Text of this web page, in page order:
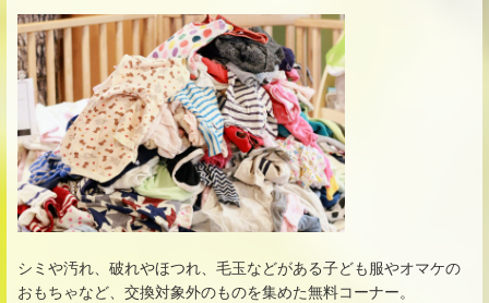
シミや汚れ、破れやほつれ、毛玉などがある子ども服やオマケの
おもちゃなど、交換対象外のものを集めた無料コーナー。